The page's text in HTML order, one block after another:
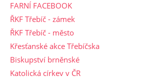
FARNÍ FACEBOOK
ŘKF Třebíč - zámek
ŘKF Třebíč - město
Křesťanské akce Třebíčska
Biskupství brněnské
Katolická církev v ČR